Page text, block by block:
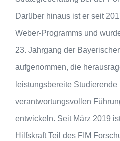
Darüber hinaus ist er seit
Weber-Programms und
23. Jahrgang der
aufgenommen, die
leistungsbereite Studierende
verantwortungsvollen
entwickeln. Seit März 2019
Hilfskraft Teil des FIM